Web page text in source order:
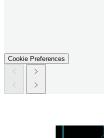
Cookie Preferences